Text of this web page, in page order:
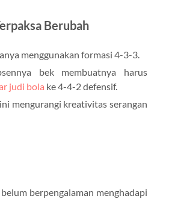
Berubah
menggunakan formasi 4-3-3.
bek membuatnya harus
judi bola ke 4-4-2 defensif.
mengurangi kreativitas serangan
berpengalaman menghadapi